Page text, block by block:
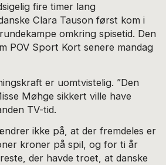
fire timer lang
Clara Tauson først kom i
omkring spisetid. Den
POV Sport Kort senere mandag
er uomtvistelig. ”Den
Møhge sikkert ville have
TV-tid.
ikke på, at der fremdeles er
kroner på spil, og for ti år
der havde troet, at danske